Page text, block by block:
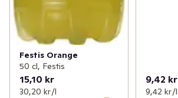
Festis Orange
50 cl, Festis
15,10 kr
30,20 kr /l
9,42 kr
9,42 kr /l